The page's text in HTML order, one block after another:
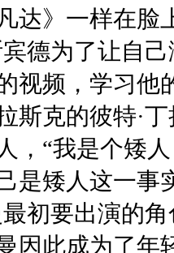
达》一样在脸
德为了让自
视频，学习他
斯克的彼特·
，“我是个矮
是矮人这一事
初要出演的
因此成为了